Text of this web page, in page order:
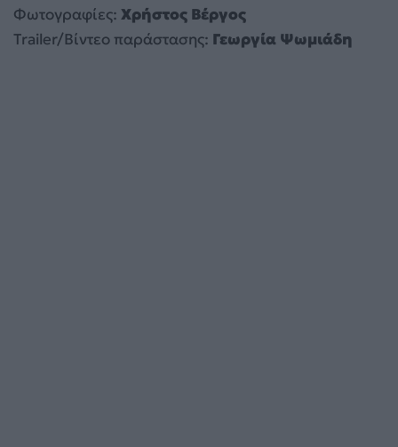
Φωτογραφίες: Χρήστος Βέργος
Trailer/Βίντεο παράστασης: Γεωργία Ψωμιάδη